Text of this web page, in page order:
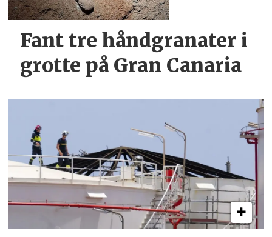
Fant tre håndgranater i
grotte på Gran Canaria